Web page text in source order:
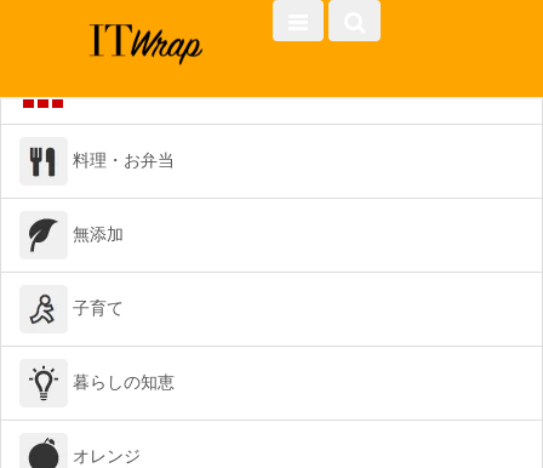
カテゴリ一覧
料理・お弁当
無添加
子育て
暮らしの知恵
オレンジ